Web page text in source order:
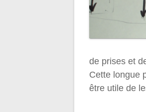
de prises et
Cette longue
être utile de